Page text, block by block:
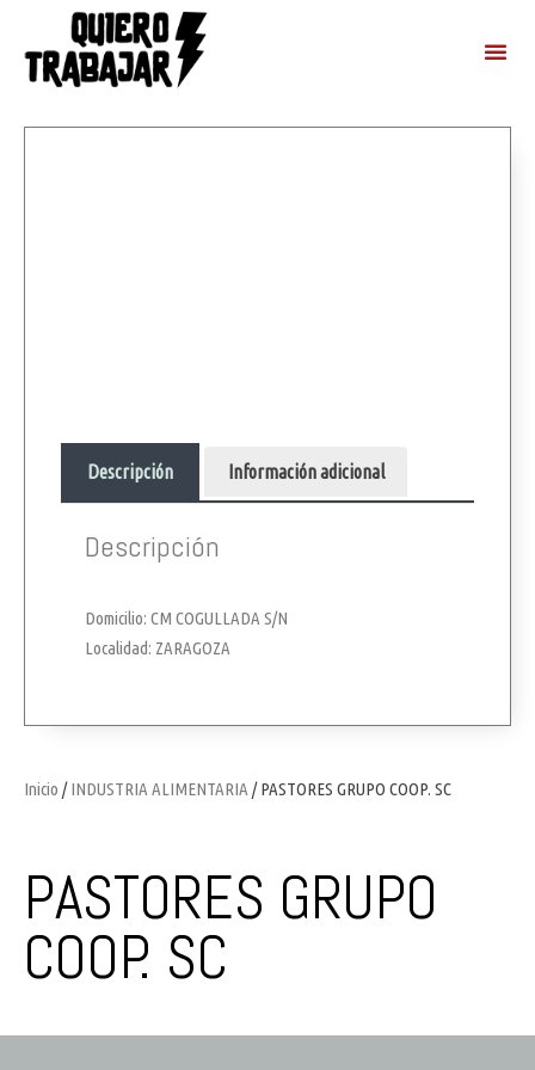
Inicio /INDUSTRIA ALIMENTARIA / PASTORES GRUPO COOP. SC
PASTORES GRUPO
COOP. SC
Descripción Información adicional
Descripción
Domicilio: CM COGULLADA S/N
Localidad: ZARAGOZA